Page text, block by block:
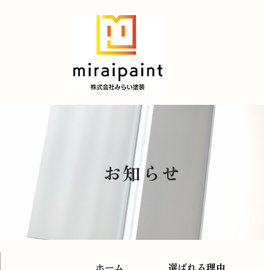
お知らせ
ホーム 選ばれる理由